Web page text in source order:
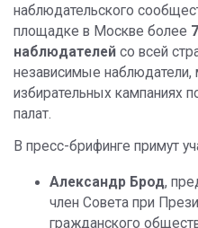
наблюдательского
площадке в Москве более
наблюдателей со всей
независимые наблюдатели,
избирательных кампаниях
палат.
В пресс-брифинге примут
Александр Брод,
член Совета при
гражданского